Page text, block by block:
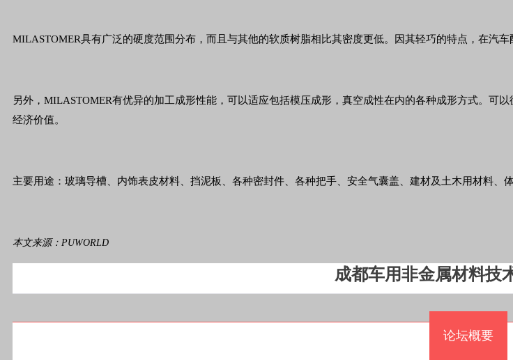
MILASTOMER具有广泛的硬度范围分布，而且与其他的软质树脂相比其密度更低。因其轻巧的特点，在汽
另外，MILASTOMER有优异的加工成形性能，可以适应包括模压成形，真空成性在内的各种成形方式。可
经济价值。
主要用途：玻璃导槽、内饰表皮材料、挡泥板、各种密封件、各种把手、安全气囊盖、建材及土木用材料、体
本文来源：PUWORLD
成都车用非金属材料技
论坛概要